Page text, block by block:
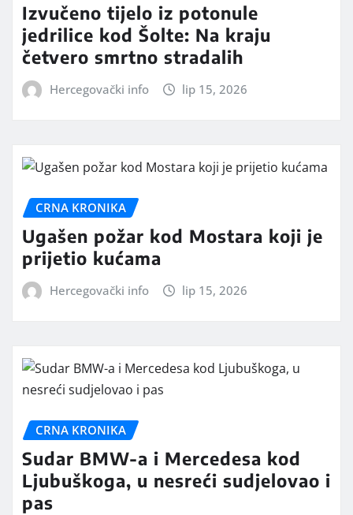
Izvučeno tijelo iz potonule
jedrilice kod Šolte: Na kraju
četvero smrtno stradalih
Hercegovački info lip 15, 2026
CRNA KRONIKA
Ugašen požar kod Mostara koji je
prijetio kućama
Hercegovački info lip 15, 2026
CRNA KRONIKA
Sudar BMW-a i Mercedesa kod
Ljubuškoga, u nesreći sudjelovao i
pas